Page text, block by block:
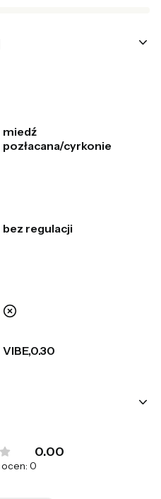
miedź
pozłacana/cyrkonie
bez regulacji
nie
VIBE,0.30
0.00
0